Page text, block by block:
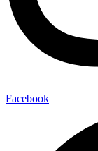
Facebook